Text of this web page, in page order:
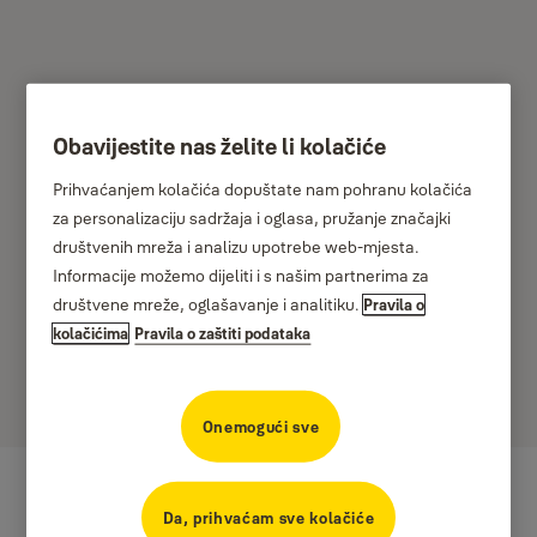
Zaštita podataka
Cijenimo vašu privatnost i povjerenje. Ovdje ćete
pronaći informacije o našem radu na području
privatnosti i zaštite podataka, uključujući informacije
o načinu na koji prikupljamo i upotrebljavamo vaše
Obavijestite nas želite li kolačiće
Prihvaćanjem kolačića dopuštate nam pohranu kolačića
za personalizaciju sadržaja i oglasa, pružanje značajki
društvenih mreža i analizu upotrebe web-mjesta.
Informacije možemo dijeliti i s našim partnerima za
društvene mreže, oglašavanje i analitiku. Pravila o
kolačićima Pravila o zaštiti podataka
Onemogući sve
Da, prihvaćam sve kolačiće